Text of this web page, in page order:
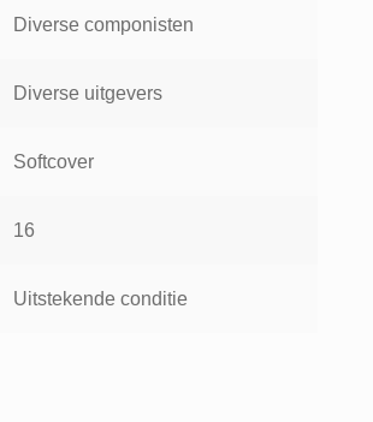
Diverse componisten
Diverse uitgevers
Softcover
16
Uitstekende conditie